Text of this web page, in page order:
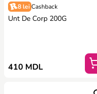
8 lei Cashback
Unt De Corp 200G
410 MDL